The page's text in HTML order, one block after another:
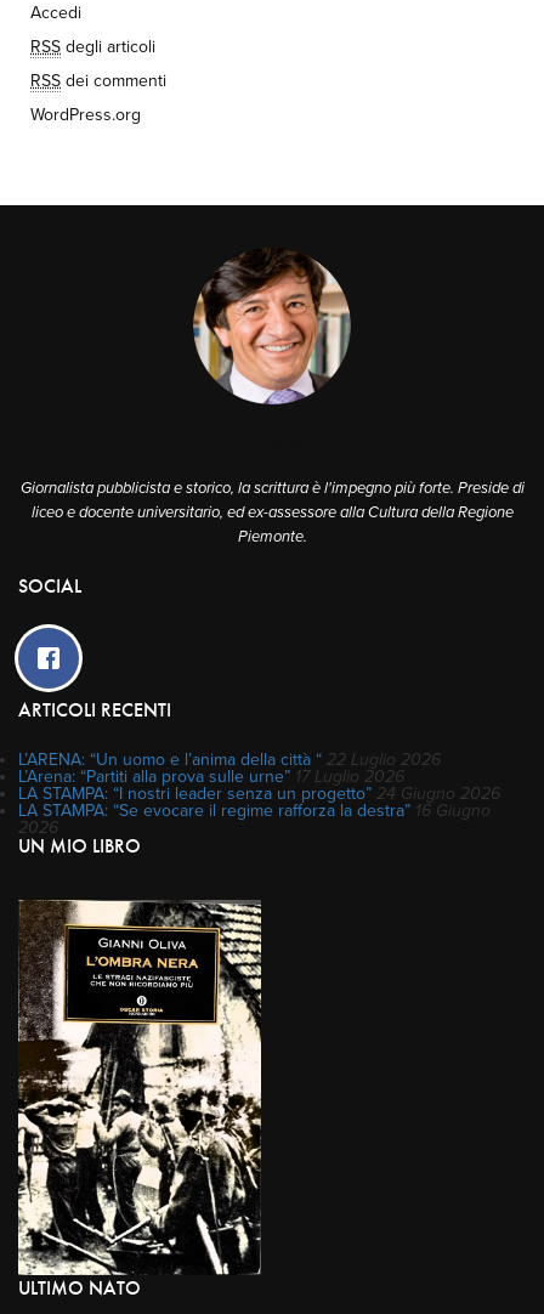
Accedi
RSS degli articoli
RSS dei commenti
WordPress.org
Giornalista pubblicista e storico, la scrittura è l'impegno più forte. Preside di
liceo e docente universitario, ed ex-assessore alla Cultura della Regione
Piemonte.
SOCIAL
ARTICOLI RECENTI
L’ARENA: “Un uomo e l’anima della città “ 22 Luglio 2026
L’Arena: “Partiti alla prova sulle urne” 17 Luglio 2026
LA STAMPA: “I nostri leader senza un progetto” 24 Giugno 2026
LA STAMPA: “Se evocare il regime rafforza la destra” 16 Giugno
2026
UN MIO LIBRO
ULTIMO NATO